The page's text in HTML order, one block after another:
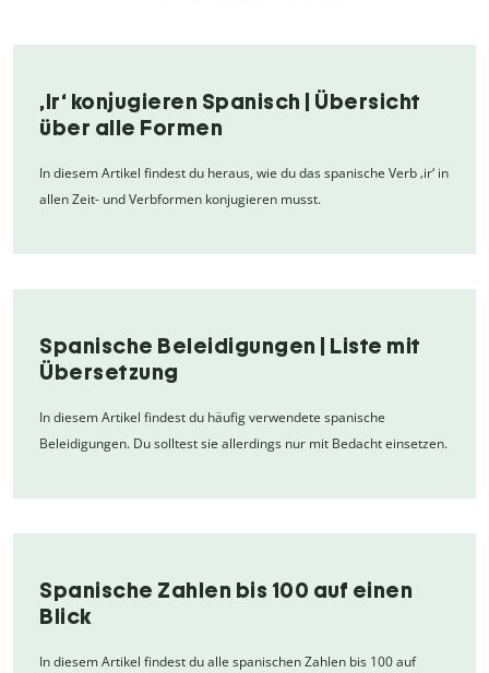
‚Ir‘ konjugieren Spanisch | Übersicht
über alle Formen
In diesem Artikel findest du heraus, wie du das spanische Verb ‚ir‘ in
allen Zeit- und Verbformen konjugieren musst.
Spanische Beleidigungen | Liste mit
Übersetzung
In diesem Artikel findest du häufig verwendete spanische
Beleidigungen. Du solltest sie allerdings nur mit Bedacht einsetzen.
Spanische Zahlen bis 100 auf einen
Blick
In diesem Artikel findest du alle spanischen Zahlen bis 100 auf